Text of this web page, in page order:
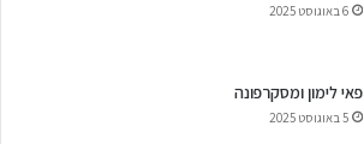
6 באוגוסט 2025
פאי לימון ומסקרפונה
5 באוגוסט 2025